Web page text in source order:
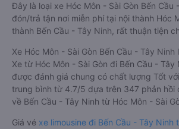
Đây là loại xe Hóc Môn - Sài Gòn Bến Cầu
đón/trả tận nơi miễn phí tại nội thành Hóc
thành Bến Cầu - Tây Ninh, rất thuận tiện
Xe Hóc Môn - Sài Gòn Bến Cầu - Tây Ninh
Xe từ Hóc Môn - Sài Gòn đi Bến Cầu - Tây
được đánh giá chung có chất lượng Tốt
trung bình từ 4.7/5 dựa trên 347 phản hồi
về Bến Cầu - Tây Ninh từ Hóc Môn - Sài
Giá vé xe limousine đi Bến Cầu - Tây Ninh